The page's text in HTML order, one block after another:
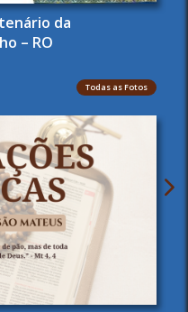
da
– RO
Todas as Fotos